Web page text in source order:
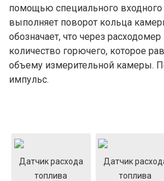
помощью специального входного
выполняет поворот кольца
обозначает, что через расходомер
количество горючего, которое
объему измерительной камеры.
импульс.
Датчик расхода
топлива
Датчик
топлива